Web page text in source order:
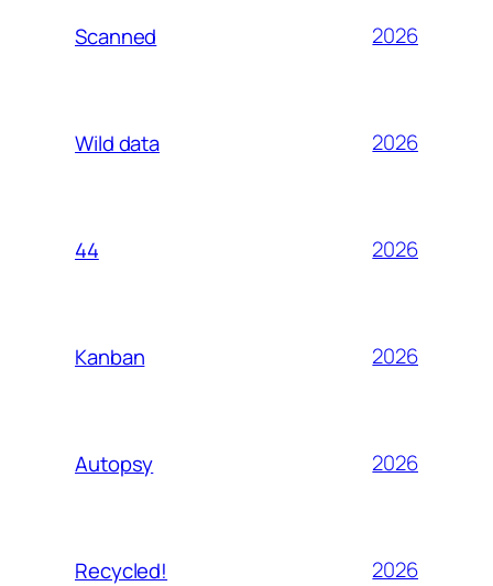
Scanned 2026
Wild data 2026
44 2026
Kanban 2026
Autopsy 2026
Recycled! 2026